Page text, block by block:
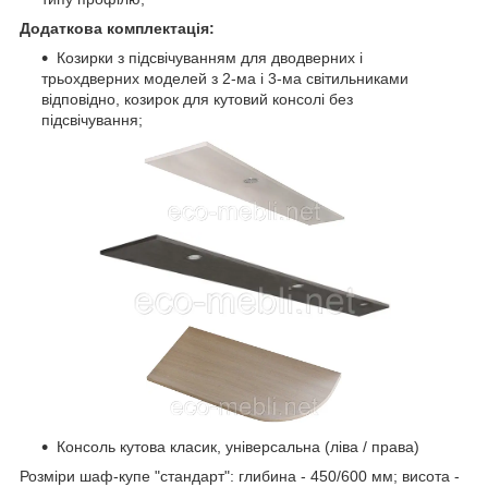
Додаткова комплектація:
Козирки з підсвічуванням для дводверних і
трьохдверних моделей з 2-ма і 3-ма світильниками
відповідно, козирок для кутовий консолі без
підсвічування;
Консоль кутова класик, універсальна (ліва / права)
Розміри шаф-купе "стандарт": глибина - 450/600 мм; висота -